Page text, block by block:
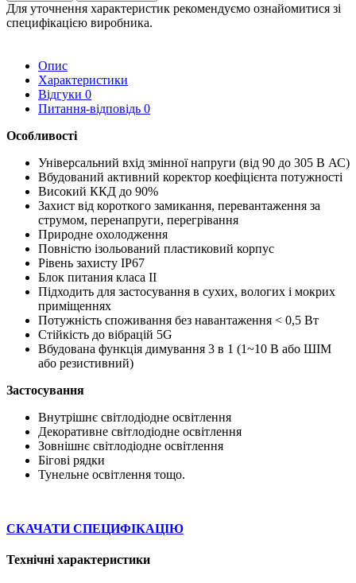
Для уточнення характеристик рекомендуємо ознайомитися зі
специфікацією виробника.
Опис
Характеристики
Відгуки 0
Питання-відповідь 0
Особливості
Універсальний вхід змінної напруги (від 90 до 305 В АС)
Вбудований активний коректор коефіцієнта потужності
Високий ККД до 90%
Захист від короткого замикання, перевантаження за
струмом, перенапруги, перегрівання
Природне охолодження
Повністю ізольований пластиковий корпус
Рівень захисту IP67
Блок питания класа ІІ
Підходить для застосування в сухих, вологих і мокрих
приміщеннях
Потужність споживання без навантаження < 0,5 Вт
Стійкість до вібрацій 5G
Вбудована функція димування 3 в 1 (1~10 В або ШІМ
або резистивний)
Застосування
Внутрішнє світлодіодне освітлення
Декоративне світлодіодне освітлення
Зовнішнє світлодіодне освітлення
Бігові рядки
Тунельне освітлення тощо.
СКАЧАТИ СПЕЦИФІКАЦІЮ
Технічні характеристики